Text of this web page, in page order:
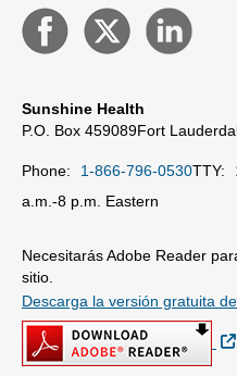
Sunshine Health
P.O. Box 459089Fort
Phone: 1-866-796-0530TTY:
a.m.-8 p.m. Eastern
Necesitarás Adobe Reader
sitio.
Descarga la versión gratuita